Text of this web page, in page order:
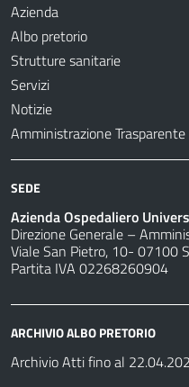
Azienda
Albo pretorio
Strutture sanitarie
Servizi
Notizie
Amministrazione Trasparente
SEDE
Azienda Ospedaliero
Direzione Generale –
Viale San Pietro, 10- 07100
Partita IVA 02268260904
ARCHIVIO ALBO PRETORIO
Archivio Atti fino al